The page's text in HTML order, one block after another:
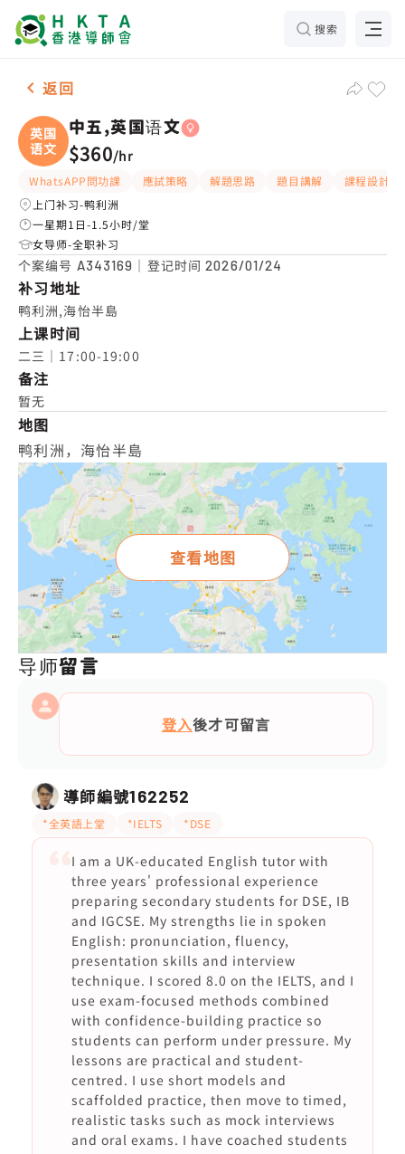
搜索
女-1名 中五,英国语文，鸭利洲 补习推介
返回
英国
语文
中五,英国语文
$360/hr
WhatsAPP問功課 應試策略 解題思路 題目講解
課程設計
上门补习-鸭利洲
一星期1日-1.5小时/堂
女导师-全职补习
个案编号 A343169 ｜登记时间2026/01/24
补习地址
鸭利洲,海怡半島
上课时间
二三｜17:00-19:00
备注
暂无
地图
鸭利洲，海怡半島
查看地图
导师留言
登入後才可留言
導師編號162252
*全英語上堂 *IELTS *DSE
I am a UK-educated English tutor with
three years' professional experience
preparing secondary students for DSE, IB
and IGCSE. My strengths lie in spoken
English: pronunciation, fluency,
presentation skills and interview
technique. I scored 8.0 on the IELTS, and I
use exam-focused methods combined
with confidence-building practice so
students can perform under pressure. My
lessons are practical and student-
centred. I use short models and
scaffolded practice, then move to timed,
realistic tasks such as mock interviews
and oral exams. I have coached students